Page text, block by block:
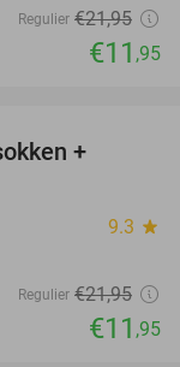
Regulier €21,95
€11 ,95
+
9.3 star
Regulier €21,95
€11 ,95